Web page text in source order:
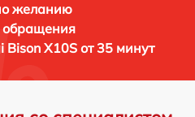
желанию
обращения
Bison X10S от 35 минут